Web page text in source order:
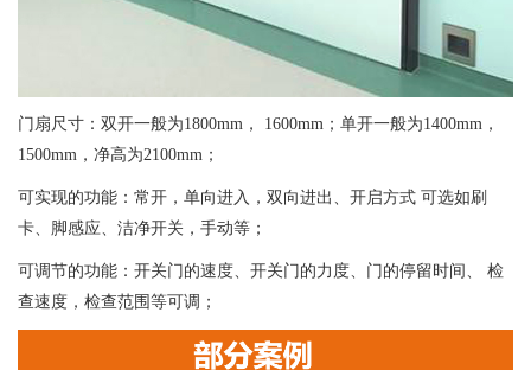
门扇尺寸：双开一般为1800mm， 1600mm；单开一般为1400mm，
1500mm，净高为2100mm；
可实现的功能：常开，单向进入，双向进出、开启方式 可选如刷
卡、脚感应、洁净开关，手动等；
可调节的功能：开关门的速度、开关门的力度、门的停留时间、 检
查速度，检查范围等可调；